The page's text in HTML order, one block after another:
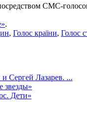
СМС-
.
, Голос країни, Голос
Сергей Лазарев. ...
звезды»
Дети»